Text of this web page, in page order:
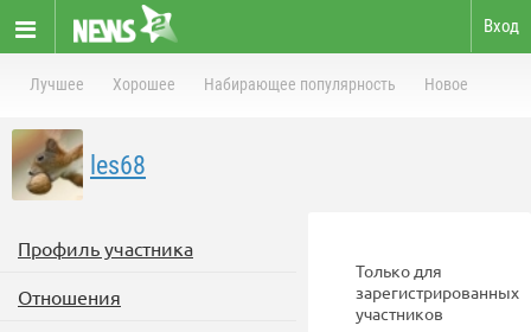
Вход
Лучшее Хорошее Набирающее популярность Новое
les68
Профиль участника
Отношения
Только для
зарегистрированных
участников